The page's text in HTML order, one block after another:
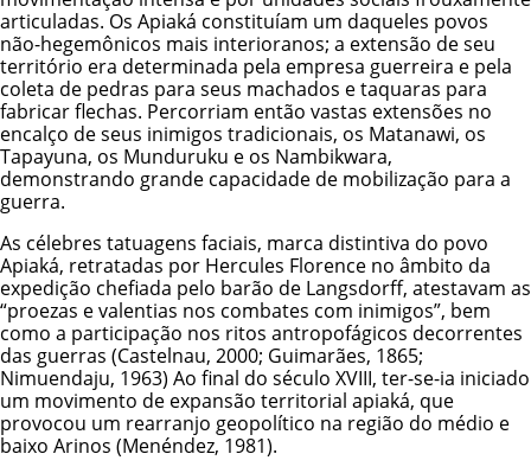
articuladas. Os Apiaká constituíam um daqueles povos
não-hegemônicos mais interioranos; a extensão de seu
território era determinada pela empresa guerreira e pela
coleta de pedras para seus machados e taquaras para
fabricar flechas. Percorriam então vastas extensões no
encalço de seus inimigos tradicionais, os Matanawi, os
Tapayuna, os Munduruku e os Nambikwara,
demonstrando grande capacidade de mobilização para a
guerra.
As célebres tatuagens faciais, marca distintiva do povo
Apiaká, retratadas por Hercules Florence no âmbito da
expedição chefiada pelo barão de Langsdorff, atestavam as
“proezas e valentias nos combates com inimigos”, bem
como a participação nos ritos antropofágicos decorrentes
das guerras (Castelnau, 2000; Guimarães, 1865;
Nimuendaju, 1963) Ao final do século XVIII, ter-se-ia iniciado
um movimento de expansão territorial apiaká, que
provocou um rearranjo geopolítico na região do médio e
baixo Arinos (Menéndez, 1981).